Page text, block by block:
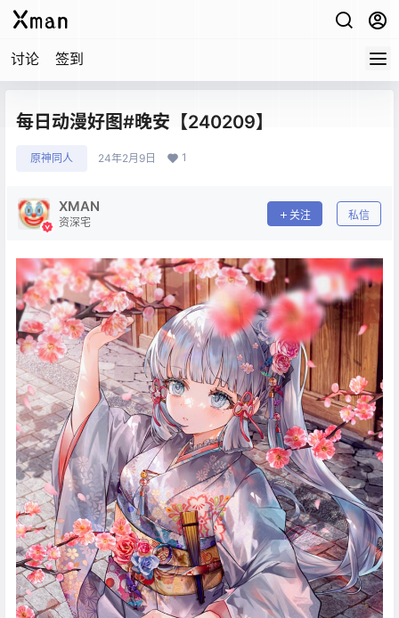
讨论 签到
每日动漫好图#晚安【240209】
原神同人 24年2月9日 1
XMAN
资深宅
关注 私信